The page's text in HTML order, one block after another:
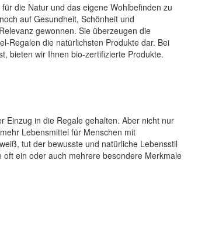
die Natur und das eigene Wohlbefinden zu
auf Gesundheit, Schönheit und
gewonnen. Sie überzeugen die
Regalen die natürlichsten Produkte dar. Bei
bieten wir Ihnen bio-zertifizierte Produkte.
Einzug in die Regale gehalten. Aber nicht nur
Lebensmittel für Menschen mit
tut der bewusste und natürliche Lebensstil
ein oder auch mehrere besondere Merkmale